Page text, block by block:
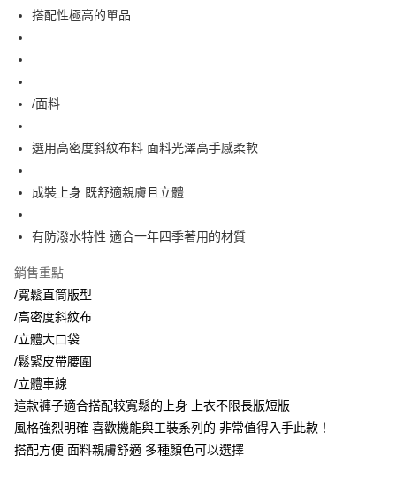
免運費
付款後門市自取
國家/地區配送
搭配性極高的單品
/面料
選用高密度斜紋布料 面料光澤高手感柔軟
成裝上身 既舒適親膚且立體
有防潑水特性 適合一年四季著用的材質
銷售重點
/寬鬆直筒版型
/高密度斜紋布
/立體大口袋
/鬆緊皮帶腰圍
/立體車線
這款褲子適合搭配較寬鬆的上身 上衣不限長版短版
風格強烈明確 喜歡機能與工裝系列的 非常值得入手此款！
搭配方便 面料親膚舒適 多種顏色可以選擇